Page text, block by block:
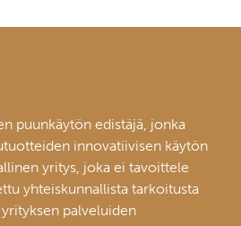
puunkäytön edistäjä, jonka
innovatiivisen käytön
yritys, joka ei tavoittele
yhteiskunnallista tarkoitusta
palveluiden